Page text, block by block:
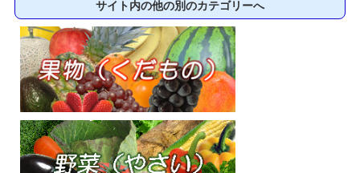
サイト内の他の別のカテゴリーへ